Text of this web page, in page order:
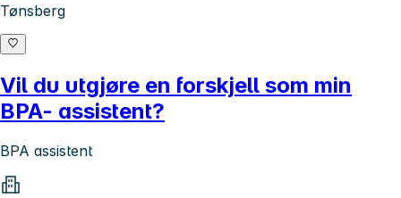
Tønsberg
Vil du utgjøre en forskjell som min
BPA- assistent?
BPA assistent